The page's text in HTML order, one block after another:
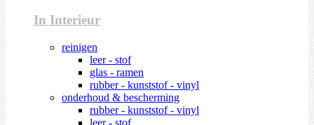
In Interieur
reinigen
leer - stof
glas - ramen
rubber - kunststof - vinyl
onderhoud & bescherming
rubber - kunststof - vinyl
leer - stof